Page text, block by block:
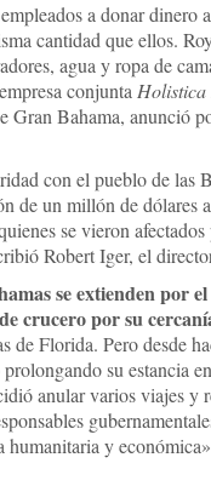
a donar dinero
cantidad que ellos.
agua y ropa de
conjuntaHolistica
Gran Bahama, anunció
con el pueblo de las
de un millón de dólares
se vieron
Robert Iger, el
se extienden por
crucero por su
de Florida. Pero desde
su estancia
anular varios viajes y
humanitaria y